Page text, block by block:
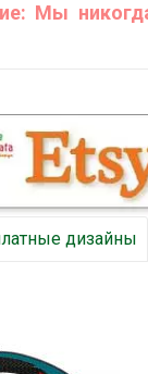
Мы
дизайны